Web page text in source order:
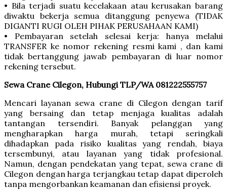
• Bila terjadi suatu kecelakaan atau kerusakan barang
diwaktu bekerja semua ditanggung penyewa (TIDAK
DIGANTI RUGI OLEH PIHAK PERUSAHAAN KAMI)
• Pembayaran setelah selesai kerja: hanya melalui
TRANSFER ke nomor rekening resmi kami , dan kami
tidak bertanggung jawab pembayaran di luar nomor
rekening tersebut.
Sewa Crane Cilegon, Hubungi TLP/WA 081222555757
Mencari layanan sewa crane di Cilegon dengan tarif
yang bersaing dan tetap menjaga kualitas adalah
tantangan tersendiri. Banyak pelanggan yang
mengharapkan harga murah, tetapi seringkali
dihadapkan pada risiko kualitas yang rendah, biaya
tersembunyi, atau layanan yang tidak profesional.
Namun, dengan pendekatan yang tepat, sewa crane di
Cilegon dengan harga terjangkau tetap dapat diperoleh
tanpa mengorbankan keamanan dan efisiensi proyek.